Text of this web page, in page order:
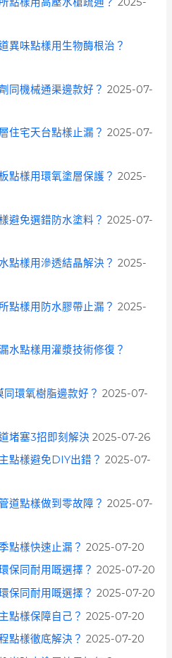
異味點樣用生物酶根治？
同機械通渠邊款好？ 2025-07-
住宅天台點樣止漏？ 2025-07-
點樣用環氧塗層保護？ 2025-
避免選錯防水塗料？ 2025-07-
點樣用滲透結晶解決？ 2025-
點樣用防水膠帶止漏？ 2025-
水點樣用灌漿技術修復？
環氧樹脂邊款好？ 2025-07-
堵塞3招即刻解決 2025-07-26
點樣避免DIY出錯？ 2025-07-
道點樣做到零故障？ 2025-07-
點樣快速止漏？ 2025-07-20
保同耐用嘅選擇？ 2025-07-20
保同耐用嘅選擇？ 2025-07-20
點樣保障自己？ 2025-07-20
點樣徹底解決？ 2025-07-20